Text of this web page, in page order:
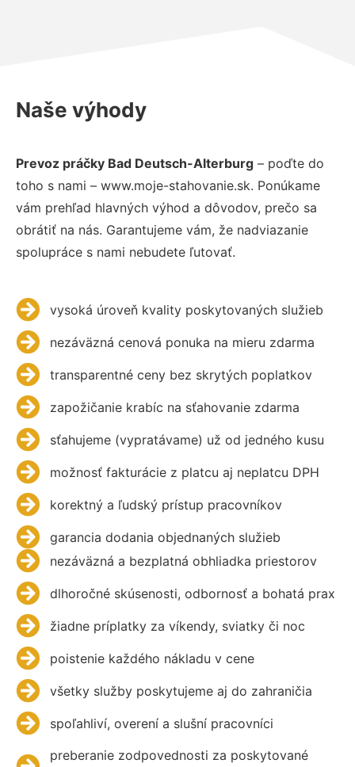
Naše výhody
Prevoz práčky Bad Deutsch-Alterburg – poďte do
toho s nami – www.moje-stahovanie.sk. Ponúkame
vám prehľad hlavných výhod a dôvodov, prečo sa
obrátiť na nás. Garantujeme vám, že nadviazanie
spolupráce s nami nebudete ľutovať.
vysoká úroveň kvality poskytovaných služieb
nezáväzná cenová ponuka na mieru zdarma
transparentné ceny bez skrytých poplatkov
zapožičanie krabíc na sťahovanie zdarma
sťahujeme (vypratávame) už od jedného kusu
možnosť fakturácie z platcu aj neplatcu DPH
korektný a ľudský prístup pracovníkov
garancia dodania objednaných služieb
nezáväzná a bezplatná obhliadka priestorov
dlhoročné skúsenosti, odbornosť a bohatá prax
žiadne príplatky za víkendy, sviatky či noc
poistenie každého nákladu v cene
všetky služby poskytujeme aj do zahraničia
spoľahliví, overení a slušní pracovníci
preberanie zodpovednosti za poskytované